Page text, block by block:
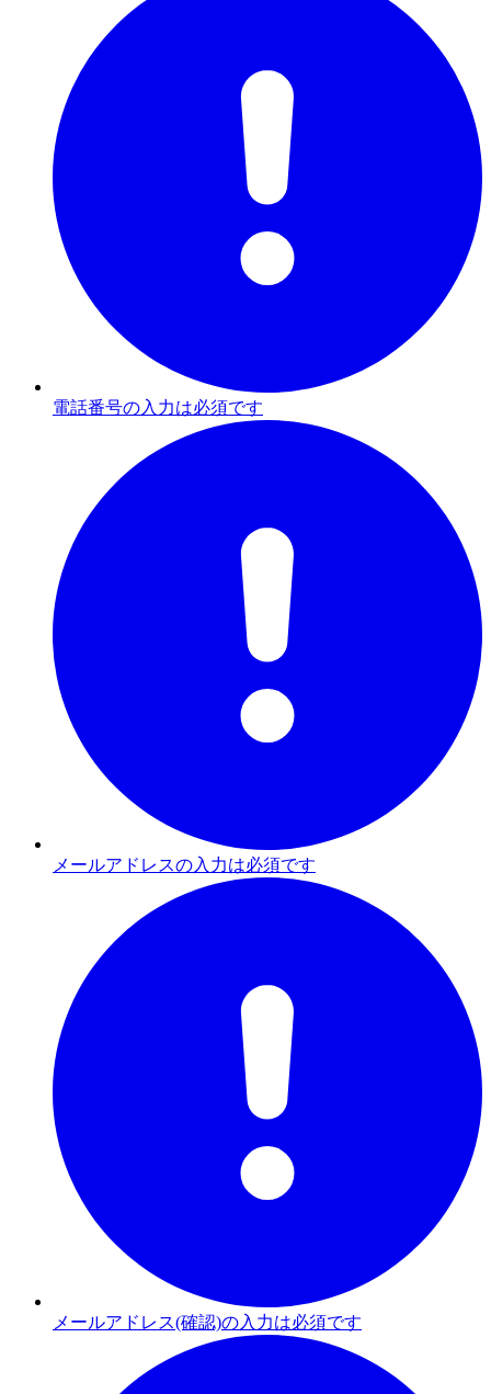
電話番号の入力は必須です
メールアドレスの入力は必須です
メールアドレス(確認)の入力は必須です